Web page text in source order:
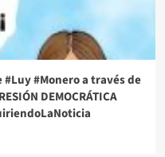
#Monero a través de
DEMOCRÁTICA